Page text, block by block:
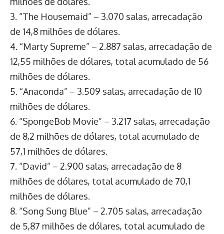
3. “The Housemaid” – 3.070 salas, arrecadação
de 14,8 milhões de dólares.
4. “Marty Supreme” – 2.887 salas, arrecadação de
12,55 milhões de dólares, total acumulado de 56
milhões de dólares.
5. “Anaconda” – 3.509 salas, arrecadação de 10
milhões de dólares.
6. “SpongeBob Movie” – 3.217 salas, arrecadação
de 8,2 milhões de dólares, total acumulado de
57,1 milhões de dólares.
7. “David” – 2.900 salas, arrecadação de 8
milhões de dólares, total acumulado de 70,1
milhões de dólares.
8. “Song Sung Blue” – 2.705 salas, arrecadação
de 5,87 milhões de dólares, total acumulado de